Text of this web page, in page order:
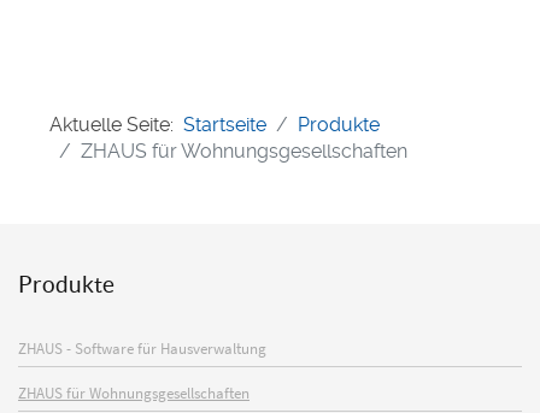
Aktuelle Seite: Startseite
Produkte
ZHAUS für Wohnungsgesellschaften
Produkte
ZHAUS - Software für Hausverwaltung
ZHAUS für Wohnungsgesellschaften